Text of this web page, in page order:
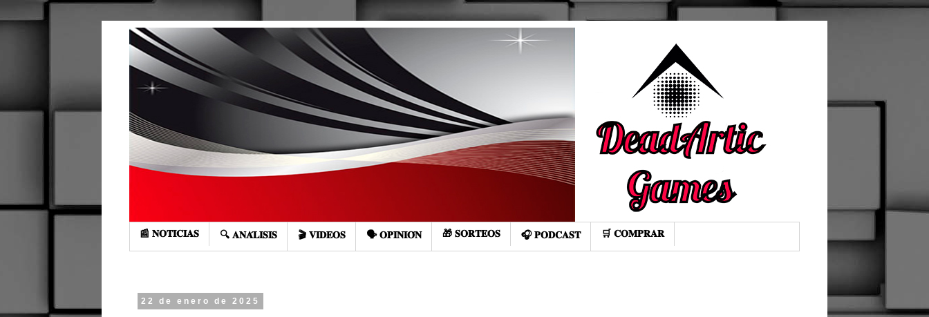
📰 𝐍𝐎𝐓𝐈𝐂𝐈𝐀𝐒 🔍 𝐀𝐍𝐀́𝐋𝐈𝐒𝐈𝐒 🎬 𝐕𝐈𝐃𝐄𝐎𝐒 🗣️ 𝐎𝐏𝐈𝐍𝐈𝐎́𝐍 🎁 𝐒𝐎𝐑𝐓𝐄𝐎𝐒 🎧 𝐏𝐎𝐃𝐂𝐀𝐒𝐓 🛒 𝐂𝐎𝐌𝐏𝐑𝐀𝐑
22 de enero de 2025